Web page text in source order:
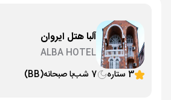
آلبا هتل ایروان
ALBA HOTEL
3 ستاره
7 شب با صبحانه(BB)